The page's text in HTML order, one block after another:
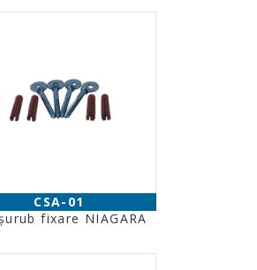
CSA-01
fixare NIAGARA